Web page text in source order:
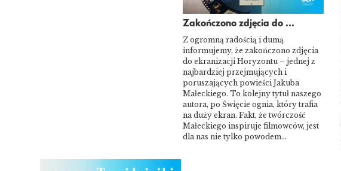
Zakończono zdjęcia do ...
Z ogromną radością i dumą
informujemy, że zakończono zdjęcia
do ekranizacji Horyzontu – jednej z
najbardziej przejmujących i
poruszających powieści Jakuba
Małeckiego. To kolejny tytuł naszego
autora, po Święcie ognia, który trafia
na duży ekran. Fakt, że twórczość
Małeckiego inspiruje filmowców, jest
dla nas nie tylko powodem…